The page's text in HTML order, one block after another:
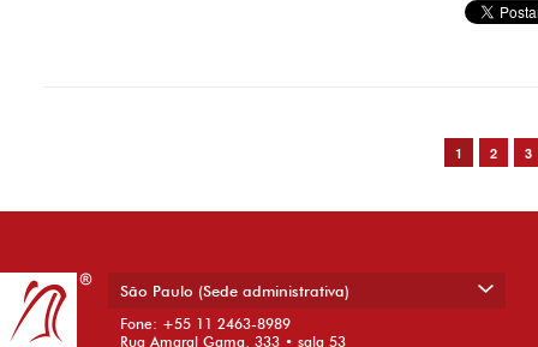
1 2 3
São Paulo (Sede administrativa)
Fone: +55 11 2463-8989
Rua Amaral Gama, 333 • sala 53